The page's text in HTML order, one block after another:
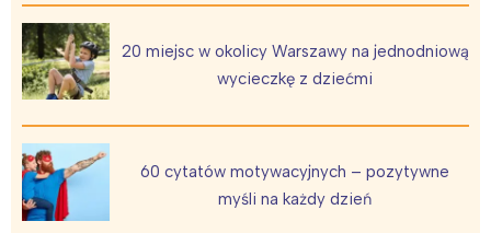
20 miejsc w okolicy Warszawy na jednodniową
wycieczkę z dziećmi
60 cytatów motywacyjnych – pozytywne
myśli na każdy dzień
Interesują mnie wydarzenia z
tego regionu: